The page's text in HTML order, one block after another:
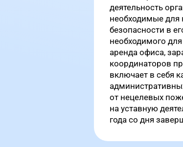
деятельность
необходимые для
безопасности в
необходимого
аренда офиса,
координаторов
включает в себя
от нецелевых
на уставную
года со дня